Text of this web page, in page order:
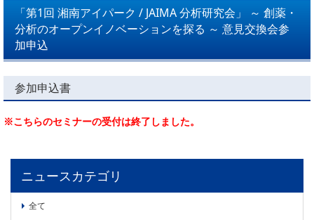
主な活動
分析機器・科学機器遺産認定
海外交流事業
製品含有化学物質規制 UPDATE
協力企業との適正取引の推進
分析用X線検査装置他PCB廃棄物処理について
磁気共鳴
電子線応用
バイオ関連
機器分析が支える、豊かな暮らしと産業のフロンティア
総論・各種分析法
食品
ライフサイエンス
「第1回 湘南アイパーク / JAIMA 分析研究会」 ～ 創薬・
分析のオープンイノベーションを探る ～ 意見交換会参
加申込
参加申込書
※こちらのセミナーの受付は終了しました。
ニュースカテゴリ
全て